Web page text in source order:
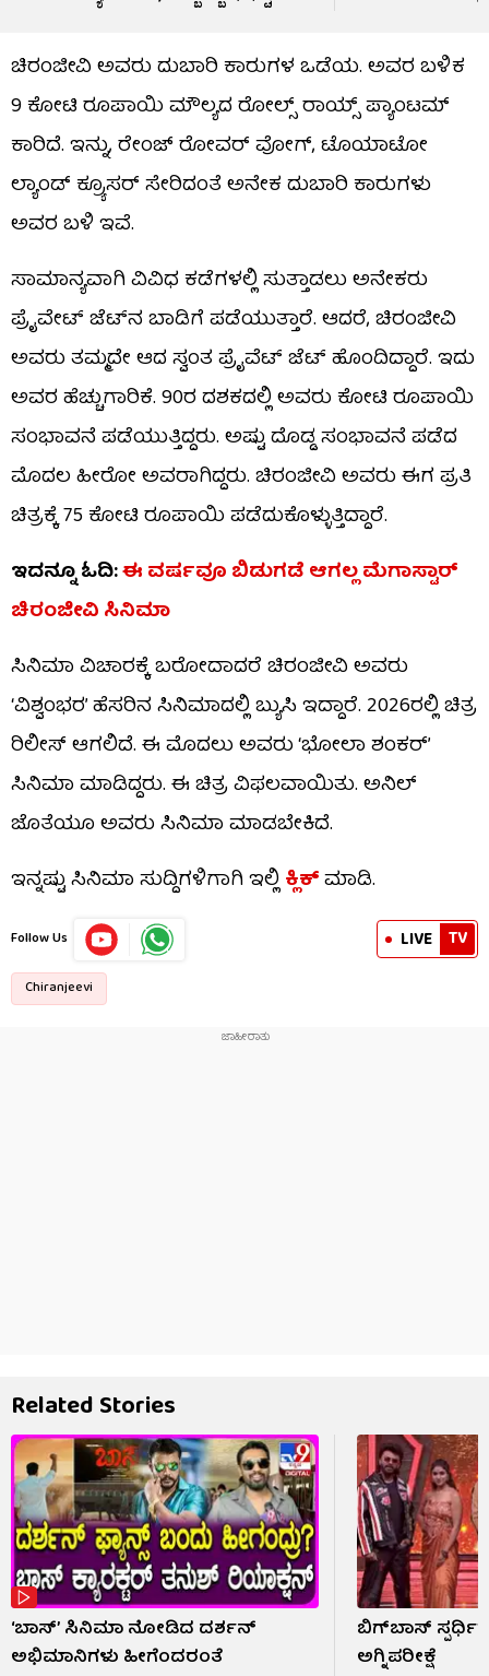
ಚಿರಂಜೀವಿ ಅವರು ದುಬಾರಿ ಕಾರುಗಳ ಒಡೆಯ. ಅವರ ಬಳಿಕ
9 ಕೋಟಿ ರೂಪಾಯಿ ಮೌಲ್ಯದ ರೋಲ್ಸ್ ರಾಯ್ಸ್ ಪ್ಯಾಂಟಮ್
ಕಾರಿದೆ. ಇನ್ನು, ರೇಂಜ್ ರೋವರ್ ವೋಗ್, ಟೊಯಾಟೋ
ಲ್ಯಾಂಡ್ ಕ್ರ್ಯೂಸರ್ ಸೇರಿದಂತೆ ಅನೇಕ ದುಬಾರಿ ಕಾರುಗಳು
ಅವರ ಬಳಿ ಇವೆ.
ಸಾಮಾನ್ಯವಾಗಿ ವಿವಿಧ ಕಡೆಗಳಲ್ಲಿ ಸುತ್ತಾಡಲು ಅನೇಕರು
ಪ್ರೈವೇಟ್ ಜೆಟ್​ನ ಬಾಡಿಗೆ ಪಡೆಯುತ್ತಾರೆ. ಆದರೆ, ಚಿರಂಜೀವಿ
ಅವರು ತಮ್ಮದೇ ಆದ ಸ್ವಂತ ಪ್ರೈವೆಟ್ ಜೆಟ್ ಹೊಂದಿದ್ದಾರೆ. ಇದು
ಅವರ ಹೆಚ್ಚುಗಾರಿಕೆ. 90ರ ದಶಕದಲ್ಲಿ ಅವರು ಕೋಟಿ ರೂಪಾಯಿ
ಸಂಭಾವನೆ ಪಡೆಯುತ್ತಿದ್ದರು. ಅಷ್ಟು ದೊಡ್ಡ ಸಂಭಾವನೆ ಪಡೆದ
ಮೊದಲ ಹೀರೋ ಅವರಾಗಿದ್ದರು. ಚಿರಂಜೀವಿ ಅವರು ಈಗ ಪ್ರತಿ
ಚಿತ್ರಕ್ಕೆ 75 ಕೋಟಿ ರೂಪಾಯಿ ಪಡೆದುಕೊಳ್ಳುತ್ತಿದ್ದಾರೆ.
ಇದನ್ನೂ ಓದಿ:ಈ ವರ್ಷವೂ ಬಿಡುಗಡೆ ಆಗಲ್ಲ ಮೆಗಾಸ್ಟಾರ್
ಚಿರಂಜೀವಿ ಸಿನಿಮಾ
ಸಿನಿಮಾ ವಿಚಾರಕ್ಕೆ ಬರೋದಾದರೆ ಚಿರಂಜೀವಿ ಅವರು
‘ವಿಶ್ವಂಭರ’ ಹೆಸರಿನ ಸಿನಿಮಾದಲ್ಲಿ ಬ್ಯುಸಿ ಇದ್ದಾರೆ. 2026ರಲ್ಲಿ ಚಿತ್ರ
ರಿಲೀಸ್ ಆಗಲಿದೆ. ಈ ಮೊದಲು ಅವರು ‘ಭೋಲಾ ಶಂಕರ್’
ಸಿನಿಮಾ ಮಾಡಿದ್ದರು. ಈ ಚಿತ್ರ ವಿಫಲವಾಯಿತು. ಅನಿಲ್
ಜೊತೆಯೂ ಅವರು ಸಿನಿಮಾ ಮಾಡಬೇಕಿದೆ.
ಇನ್ನಷ್ಟು ಸಿನಿಮಾ ಸುದ್ದಿಗಳಿಗಾಗಿ ಇಲ್ಲಿಕ್ಲಿಕ್​ಮಾಡಿ.
Follow Us LIVE TV
Chiranjeevi
Related Stories
‘ಬಾಸ್’ ಸಿನಿಮಾ ನೋಡಿದ ದರ್ಶನ್
ಅಭಿಮಾನಿಗಳು ಹೀಗೆಂದರಂತೆ
ಬಿಗ್​​ಬಾಸ್
ಅಗ್ನಿಪರೀಕ್ಷೆ